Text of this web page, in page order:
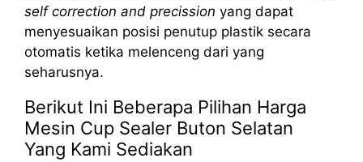
self correction and precission yang dapat
menyesuaikan posisi penutup plastik secara
otomatis ketika melenceng dari yang
seharusnya.
Berikut Ini Beberapa Pilihan Harga
Mesin Cup Sealer Buton Selatan
Yang Kami Sediakan